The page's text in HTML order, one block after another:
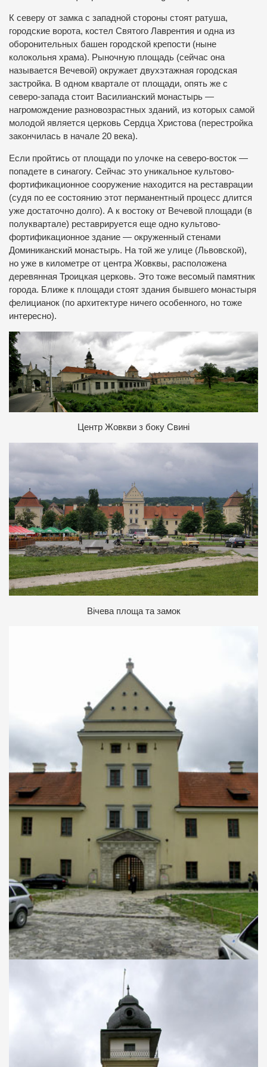
К северу от замка с западной стороны стоят ратуша,
городские ворота, костел Святого Лаврентия и одна из
оборонительных башен городской крепости (ныне
колокольня храма). Рыночную площадь (сейчас она
называется Вечевой) окружает двухэтажная городская
застройка. В одном квартале от площади, опять же с
северо-запада стоит Василианский монастырь —
нагромождение разновозрастных зданий, из которых самой
молодой является церковь Сердца Христова (перестройка
закончилась в начале 20 века).
Если пройтись от площади по улочке на северо-восток —
попадете в синагогу. Сейчас это уникальное культово-
фортификационное сооружение находится на реставрации
(судя по ее состоянию этот перманентный процесс длится
уже достаточно долго). А к востоку от Вечевой площади (в
полуквартале) реставрируется еще одно культово-
фортификационное здание — окруженный стенами
Доминиканский монастырь. На той же улице (Львовской),
но уже в километре от центра Жовквы, расположена
деревянная Троицкая церковь. Это тоже весомый памятник
города. Ближе к площади стоят здания бывшего монастыря
фелицианок (по архитектуре ничего особенного, но тоже
интересно).
Центр Жовкви з боку Свині
Вічева площа та замок